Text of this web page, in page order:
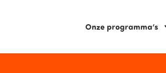
Onze programma’s